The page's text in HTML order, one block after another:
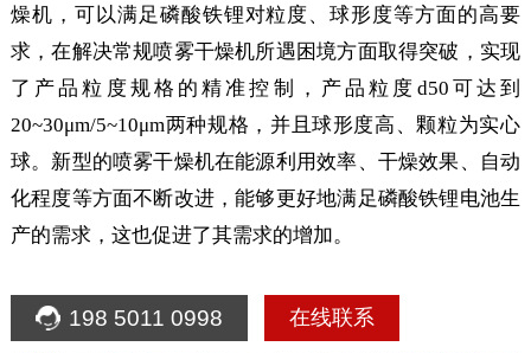
燥机，可以满足磷酸铁锂对粒度、球形度等方面的高要
求，在解决常规喷雾干燥机所遇困境方面取得突破，实现
了产品粒度规格的精准控制，产品粒度d50可达到
20~30μm/5~10μm两种规格，并且球形度高、颗粒为实心
球。新型的喷雾干燥机在能源利用效率、干燥效果、自动
化程度等方面不断改进，能够更好地满足磷酸铁锂电池生
产的需求，这也促进了其需求的增加。
198 5011 0998 在线联系